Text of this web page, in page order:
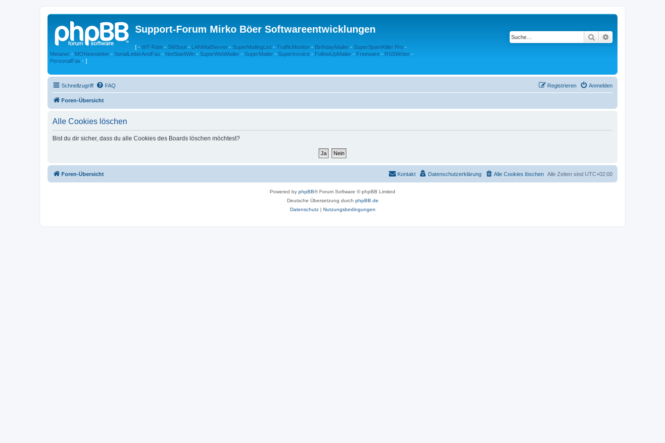
Support-Forum Mirko Böer Softwareentwicklungen
[ - WT-Rate - SMSout - LANMailServer - SuperMailingList - TrafficMonitor - BirthdayMailer - SuperSpamKiller Pro -
Metaner - MONewsletter - SerialLetterAndFax - NetStat4Win - SuperWebMailer - SuperMailer - SuperInvoice - FollowUpMailer - Freeware - RSSWriter -
PersonalFax - ]
Suche
Schnellzugriff FAQ Anmelden
Registrieren
Foren-Übersicht
Alle Cookies löschen
Bist du dir sicher, dass du alle Cookies des Boards löschen möchtest?
Foren-Übersicht Alle Zeiten sind UTC+02:00
Alle Cookies löschen
Datenschutzerklärung
Kontakt
Powered by phpBB® Forum Software © phpBB Limited
Deutsche Übersetzung durch phpBB.de
Datenschutz| Nutzungsbedingungen